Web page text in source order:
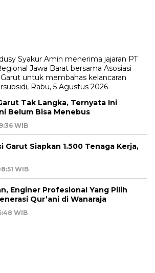
Tak Langka, Ternyata Ini
Belum Bisa Menebus
WIB
Garut Siapkan 1.500 Tenaga Kerja,
WIB
Enginer Profesional Yang Pilih
Qur’ani di Wanaraja
WIB